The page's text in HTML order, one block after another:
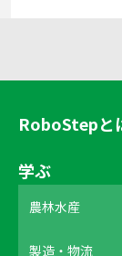
RoboStepと
学ぶ
農林水産
製造・物流